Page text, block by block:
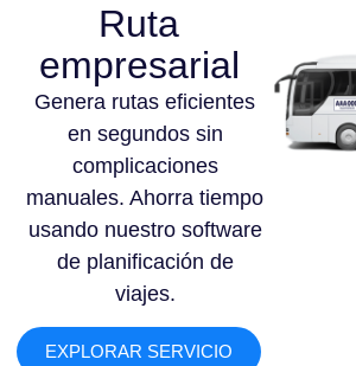
Ruta
empresarial
Genera rutas eficientes
en segundos sin
complicaciones
manuales. Ahorra tiempo
usando nuestro software
de planificación de
viajes.
EXPLORAR SERVICIO